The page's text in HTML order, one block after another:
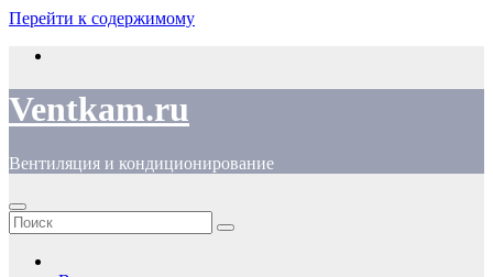
Перейти к содержимому
Ventkam.ru
Вентиляция и кондиционирование